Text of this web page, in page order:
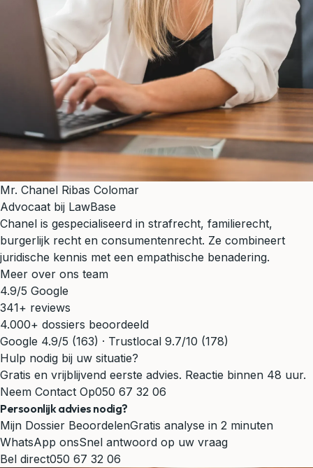
Mr. Chanel Ribas Colomar
Advocaat bij LawBase
Chanel is gespecialiseerd in strafrecht, familierecht,
burgerlijk recht en consumentenrecht. Ze combineert
juridische kennis met een empathische benadering.
Meer over ons team
4.9/5 Google
341+ reviews
4.000+ dossiers beoordeeld
Google 4.9/5 (163) · Trustlocal 9.7/10 (178)
Hulp nodig bij uw situatie?
Gratis en vrijblijvend eerste advies. Reactie binnen 48 uur.
Neem Contact Op050 67 32 06
Persoonlijk advies nodig?
Mijn Dossier BeoordelenGratis analyse in 2 minuten
WhatsApp onsSnel antwoord op uw vraag
Bel direct050 67 32 06